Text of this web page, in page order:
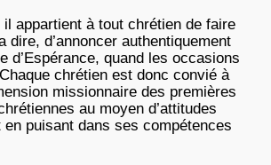
il appartient à tout chrétien de faire
dire, d’annoncer authentiquement
d’Espérance, quand les occasions
chrétien est donc convié à
missionnaire des premières
au moyen d’attitudes
en puisant dans ses compétences